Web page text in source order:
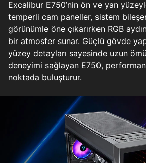
Excalibur E750’nin ön ve yan
temperli cam paneller, sistem
görünümle öne çıkarırken RGB
bir atmosfer sunar. Güçlü gövde
yüzey detayları sayesinde uzun
deneyimi sağlayan E750,
noktada buluşturur.